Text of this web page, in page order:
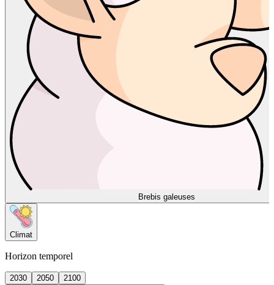
Brebis galeuses
Climat
Horizon temporel
2030 2050
2100